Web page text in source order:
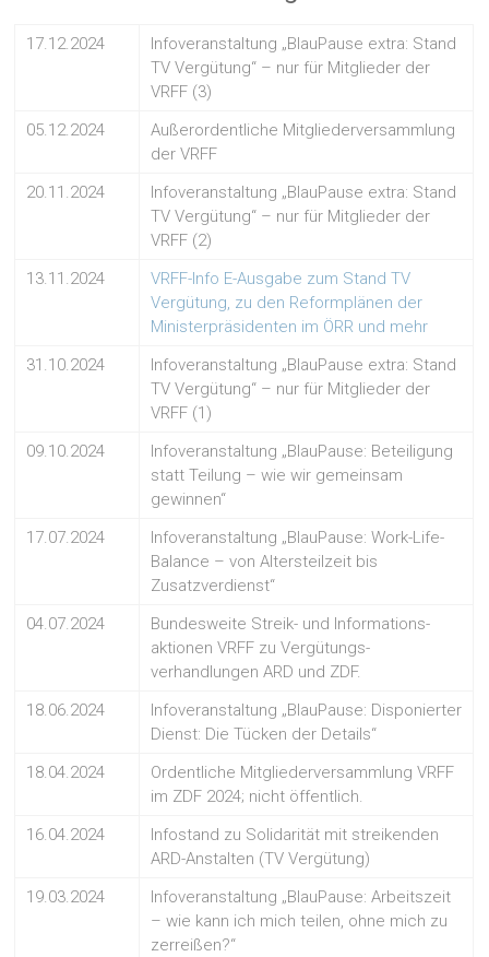
17.12.2024
Infoveranstaltung „BlauPause extra: Stand
TV Vergütung“ – nur für Mitglieder der
VRFF (3)
05.12.2024
Außerordentliche Mitgliederversammlung
der VRFF
20.11.2024
Infoveranstaltung „BlauPause extra: Stand
TV Vergütung“ – nur für Mitglieder der
VRFF (2)
13.11.2024
VRFF-Info E-Ausgabe zum Stand TV
Vergütung, zu den Reformplänen der
Ministerpräsidenten im ÖRR und mehr
31.10.2024
Infoveranstaltung „BlauPause extra: Stand
TV Vergütung“ – nur für Mitglieder der
VRFF (1)
09.10.2024
Infoveranstaltung „BlauPause: Beteiligung
statt Teilung – wie wir gemeinsam
gewinnen“
17.07.2024
Infoveranstaltung „BlauPause: Work-Life-
Balance – von Altersteilzeit bis
Zusatzverdienst“
04.07.2024
Bundesweite Streik- und Informations-
aktionen VRFF zu Vergütungs-
verhandlungen ARD und ZDF.
18.06.2024
Infoveranstaltung „BlauPause: Disponierter
Dienst: Die Tücken der Details“
18.04.2024
Ordentliche Mitgliederversammlung VRFF
im ZDF 2024; nicht öffentlich.
16.04.2024
Infostand zu Solidarität mit streikenden
ARD-Anstalten (TV Vergütung)
19.03.2024
Infoveranstaltung „BlauPause: Arbeitszeit
– wie kann ich mich teilen, ohne mich zu
zerreißen?“